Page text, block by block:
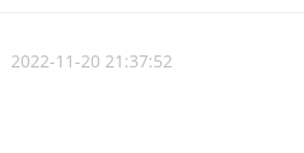
2022-11-20 21:37:52